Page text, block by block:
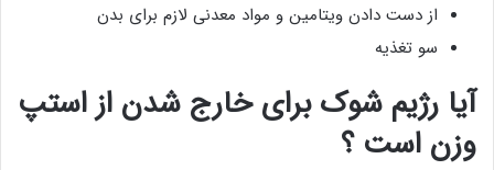
از دست دادن ویتامین و مواد معدنی لازم برای بدن
سو تغذیه
آیا رژیم شوک برای خارج شدن از استپ
وزن است ؟